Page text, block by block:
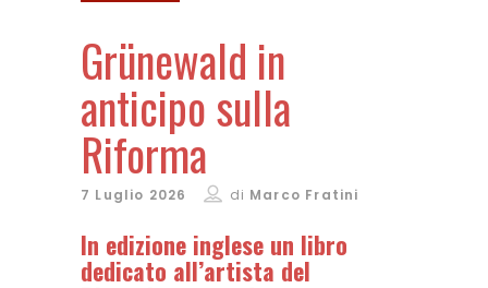
Grünewald in
anticipo sulla
Riforma
7 Luglio 2026 di Marco Fratini
In edizione inglese un libro
dedicato all’artista del